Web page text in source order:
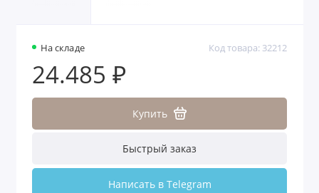
На складе Код товара: 32212
24.485 ₽
Купить
Быстрый заказ
Написать в Telegram